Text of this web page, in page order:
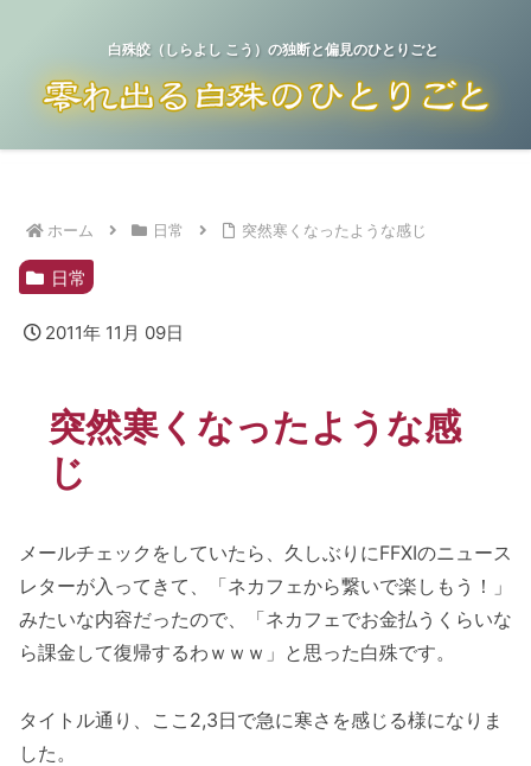
白殊皎（しらよし こう）の独断と偏見のひとりごと
ホーム 日常 突然寒くなったような感じ
日常
2011年 11月 09日
突然寒くなったような感
じ
メールチェックをしていたら、久しぶりにFFXIのニュース
レターが入ってきて、「ネカフェから繋いで楽しもう！」
みたいな内容だったので、「ネカフェでお金払うくらいな
ら課金して復帰するわｗｗｗ」と思った白殊です。
タイトル通り、ここ2,3日で急に寒さを感じる様になりま
した。